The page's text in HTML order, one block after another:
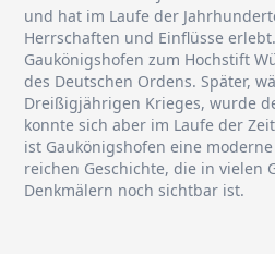
und hat im Laufe der
Herrschaften und Einflüsse
Gaukönigshofen zum Hochstift
des Deutschen Ordens. Später,
Dreißigjährigen Krieges, wurde
konnte sich aber im Laufe der
ist Gaukönigshofen eine
reichen Geschichte, die in vielen
Denkmälern noch sichtbar ist.